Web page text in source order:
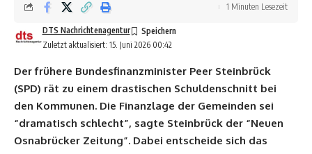
Zuletzt aktualisiert: 15. Juni 2026 00:42
DTS Nachrichtenagentur
1 Minuten Lesezeit
Der frühere Bundesfinanzminister Peer Steinbrück
(SPD) rät zu einem drastischen Schuldenschnitt bei
den Kommunen. Die Finanzlage der Gemeinden sei
“dramatisch schlecht”, sagte Steinbrück der “Neuen
Osnabrücker Zeitung”. Dabei entscheide sich das